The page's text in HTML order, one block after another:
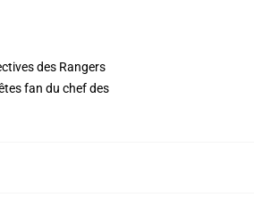
des Rangers
fan du chef des